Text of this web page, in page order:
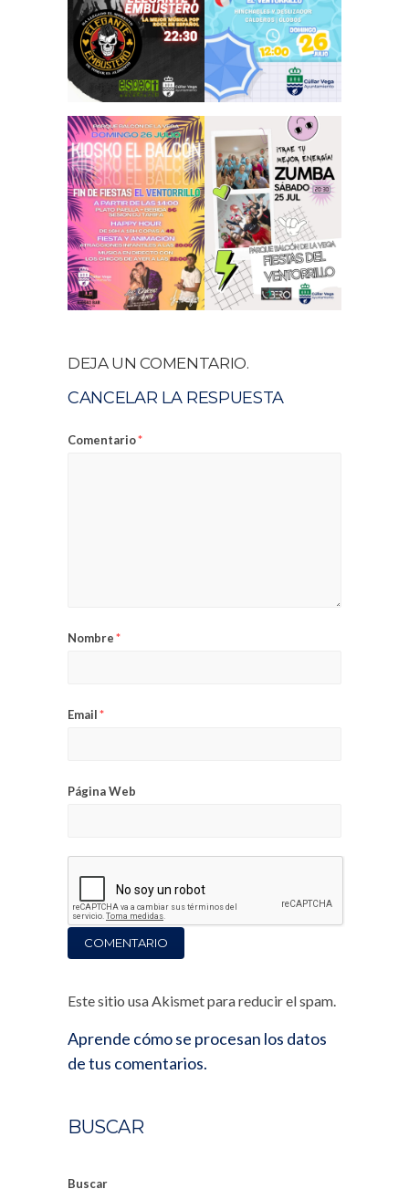
DEJA UN COMENTARIO.
CANCELAR LA RESPUESTA
Comentario*
Nombre*
Email*
Página Web
Este sitio usa Akismet para reducir el spam.
Aprende cómo se procesan los datos
de tus comentarios.
BUSCAR
Buscar